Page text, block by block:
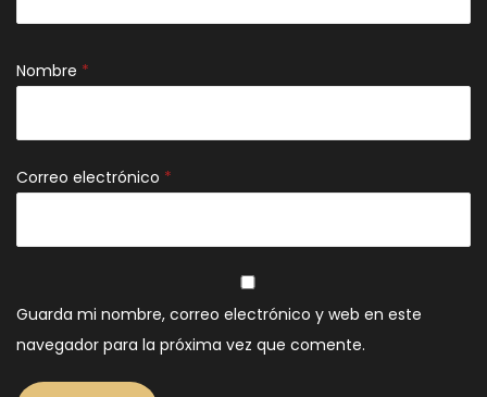
Nombre *
Correo electrónico *
Guarda mi nombre, correo electrónico y web en este
navegador para la próxima vez que comente.